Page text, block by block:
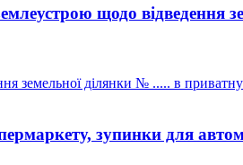
щодо відведення
земельної ділянки № ..... в
зупинки для